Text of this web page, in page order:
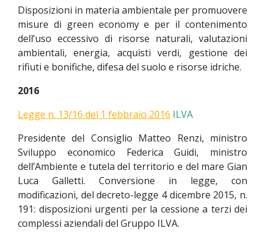
Disposizioni in materia ambientale per promuovere
misure di green economy e per il contenimento
dell’uso eccessivo di risorse naturali, valutazioni
ambientali, energia, acquisti verdi, gestione dei
rifiuti e bonifiche, difesa del suolo e risorse idriche.
2016
Legge n. 13/16 del 1 febbraio 2016 ILVA
Presidente del Consiglio Matteo Renzi, ministro
Sviluppo economico Federica Guidi, ministro
dell’Ambiente e tutela del territorio e del mare Gian
Luca Galletti. Conversione in legge, con
modificazioni, del decreto-legge 4 dicembre 2015, n.
191: disposizioni urgenti per la cessione a terzi dei
complessi aziendali del Gruppo ILVA.